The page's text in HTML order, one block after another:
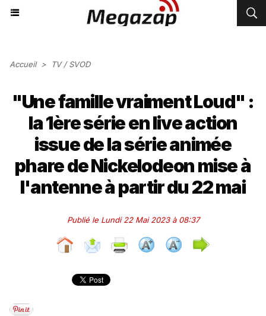
Accueil > TV / SVOD
"Une famille vraiment Loud" :
la 1ère série en live action
issue de la série animée
phare de Nickelodeon mise à
l'antenne à partir du 22 mai
Publié le Lundi 22 Mai 2023 à 08:37